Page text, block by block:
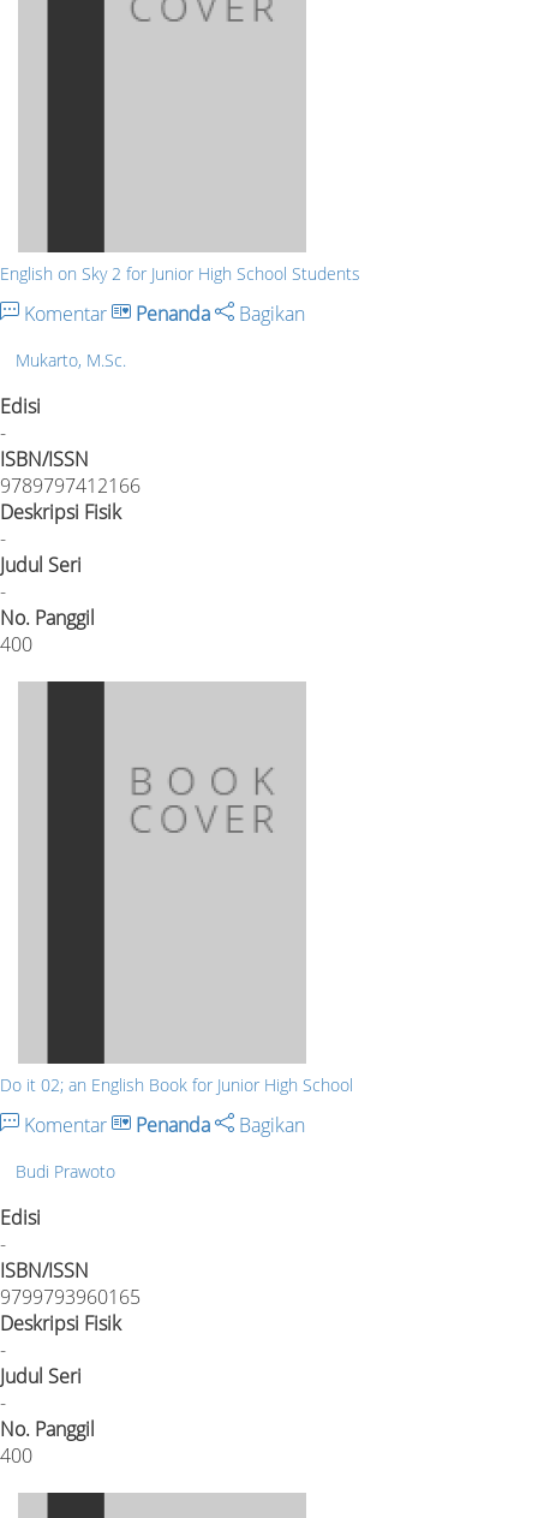
English on Sky 2 for Junior High School Students
Komentar Penanda Bagikan
Mukarto, M.Sc.
Edisi
-
ISBN/ISSN
9789797412166
Deskripsi Fisik
-
Judul Seri
-
No. Panggil
400
Do it 02; an English Book for Junior High School
Komentar Penanda Bagikan
Budi Prawoto
Edisi
-
ISBN/ISSN
9799793960165
Deskripsi Fisik
-
Judul Seri
-
No. Panggil
400